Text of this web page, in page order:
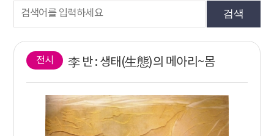
검색
전시 李 반 : 생태(生態)의 메아리~몸